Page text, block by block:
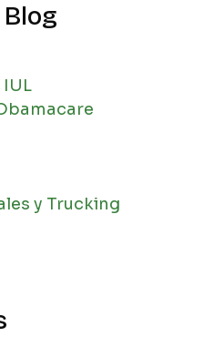
IUL
y Trucking